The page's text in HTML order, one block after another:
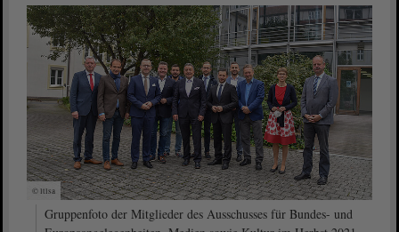
© ltlsa
Gruppenfoto der Mitglieder des Ausschusses für Bundes- und